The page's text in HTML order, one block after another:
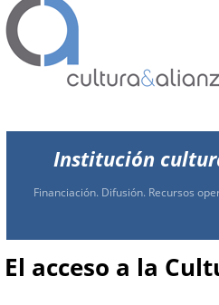
Institución
Financiación. Difusión. Recursos
El acceso a la